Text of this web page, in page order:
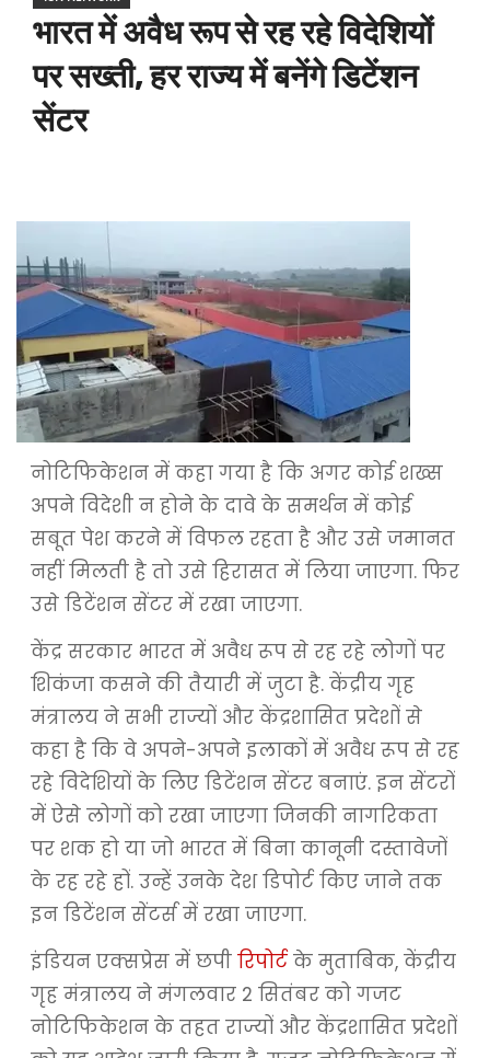
भारत में अवैध रूप से रह रहे विदेशियों
पर सख्ती, हर राज्य में बनेंगे डिटेंशन
सेंटर
नोटिफिकेशन में कहा गया है कि अगर कोई शख्स
अपने विदेशी न होने के दावे के समर्थन में कोई
सबूत पेश करने में विफल रहता है और उसे जमानत
नहीं मिलती है तो उसे हिरासत में लिया जाएगा. फिर
उसे डिटेंशन सेंटर में रखा जाएगा.
केंद्र सरकार भारत में अवैध रूप से रह रहे लोगों पर
शिकंजा कसने की तैयारी में जुटा है. केंद्रीय गृह
मंत्रालय ने सभी राज्यों और केंद्रशासित प्रदेशों से
कहा है कि वे अपने-अपने इलाकों में अवैध रूप से रह
रहे विदेशियों के लिए डिटेंशन सेंटर बनाएं. इन सेंटरों
में ऐसे लोगों को रखा जाएगा जिनकी नागरिकता
पर शक हो या जो भारत में बिना कानूनी दस्तावेजों
के रह रहे हों. उन्हें उनके देश डिपोर्ट किए जाने तक
इन डिटेंशन सेंटर्स में रखा जाएगा.
इंडियन एक्सप्रेस में छपी रिपोर्टके मुताबिक, केंद्रीय
गृह मंत्रालय ने मंगलवार 2 सितंबर को गजट
नोटिफिकेशन के तहत राज्यों और केंद्रशासित प्रदेशों